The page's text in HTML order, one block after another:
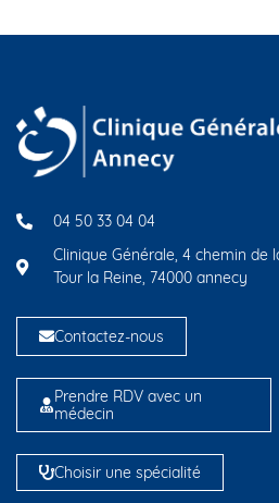
04 50 33 04 04
Clinique Générale, 4 chemin de
Tour la Reine, 74000 annecy
Contactez-nous
Prendre RDV avec un
médecin
Choisir une spécialité